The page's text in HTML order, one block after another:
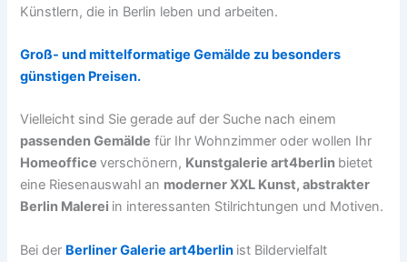
Künstlern, die in Berlin leben und arbeiten.
Groß- und mittelformatige Gemälde zu besonders
günstigen Preisen.
Vielleicht sind Sie gerade auf der Suche nach einem
passenden Gemälde für Ihr Wohnzimmer oder wollen Ihr
Homeofficeverschönern, Kunstgalerie art4berlin bietet
eine Riesenauswahl an moderner XXL Kunst, abstrakter
Berlin Malerei in interessanten Stilrichtungen und Motiven.
Bei der Berliner Galerie art4berlin ist Bildervielfalt